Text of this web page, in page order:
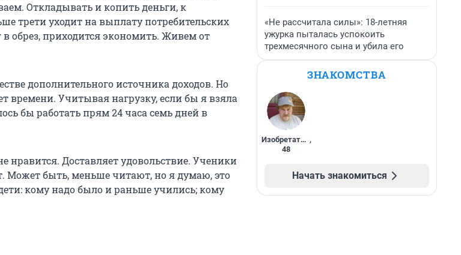
Откладывать и копить деньги, к
трети уходит на выплату потребительских
в обрез, приходится экономить. Живем от
дополнительного источника доходов. Но
времени. Учитывая нагрузку, если бы я взяла
бы работать прям 24 часа семь дней в
нравится. Доставляет удовольствие. Ученики
Может быть, меньше читают, но я думаю, это
кому надо было и раньше учились; кому
«Не рассчитала силы»: 18-летняя
ужурка пыталась успокоить
трехмесячного сына и убила его
ЗНАКОМСТВА
Изобретатель ,
48
Начать знакомиться